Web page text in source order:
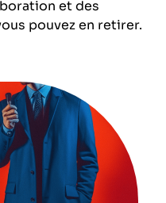
et des
pouvez en retirer.